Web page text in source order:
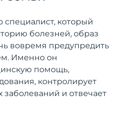
специалист, который
болезней, образ
вовремя предупредить
Именно он
помощь,
контролирует
заболеваний и отвечает